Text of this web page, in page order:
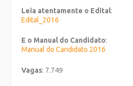
Leia atentamente o Edital:
Edital_2016
E o Manual do Candidato:
Manual do Candidato 2016
Vagas: 7.749